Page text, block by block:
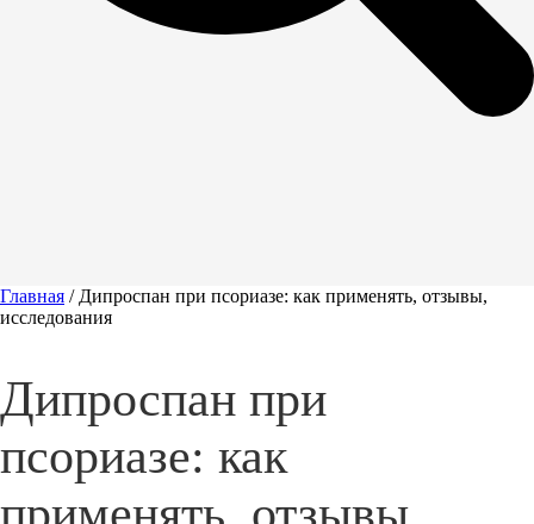
Главная / Дипроспан при псориазе: как применять, отзывы,
исследования
Дипроспан при
псориазе: как
применять, отзывы,